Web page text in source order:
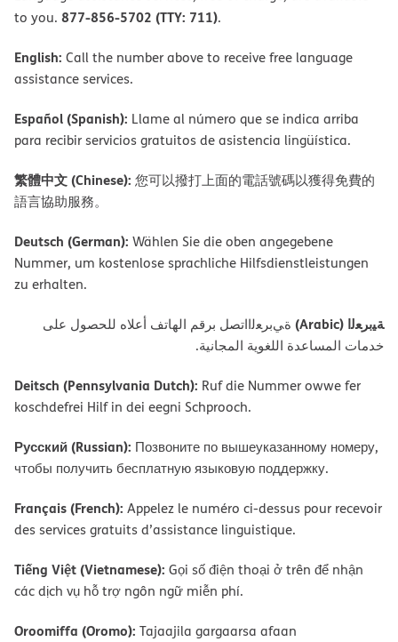
to you. 877-856-5702 (TTY: 711).
English: Call the number above to receive free language
assistance services.
Español (Spanish): Llame al número que se indica arriba
para recibir servicios gratuitos de asistencia lingüística.
繁體中文 (Chinese): 您可以撥打上面的電話號碼以獲得免費的
語言協助服務。
Deutsch (German): Wählen Sie die oben angegebene
Nummer, um kostenlose sprachliche Hilfsdienstleistungen
zu erhalten.
ﺔﯿﺑﺮﻌﻟا (Arabic)
ةﻲﺑﺮﻌﻟااﺗﺼﻞ ﺑﺮﻗﻢ اﻟﮭﺎﺗﻒ أﻋﻼه ﻟﻠﺤﺼﻮل ﻋﻠﻰ
ﺧﺪﻣﺎت اﻟﻤﺴﺎﻋﺪة اﻟﻠﻐﻮﯾﺔ اﻟﻤﺠﺎﻧﯿﺔ.
Deitsch (Pennsylvania Dutch): Ruf die Nummer owwe fer
koschdefrei Hilf in dei eegni Schprooch.
Русский (Russian): Позвоните по вышеуказанному номеру,
чтобы получить бесплатную языковую поддержку.
Français (French): Appelez le numéro ci-dessus pour recevoir
des services gratuits d’assistance linguistique.
Tiếng Việt (Vietnamese): Gọi số điện thoại ở trên để nhận
các dịch vụ hỗ trợ ngôn ngữ miễn phí.
Oroomiffa (Oromo): Tajaajila gargaarsa afaan